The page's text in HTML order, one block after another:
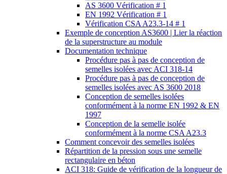
AS 3600 Vérification # 1
EN 1992 Vérification # 1
Vérification CSA A23.3-14 # 1
Exemple de conception AS3600 | Lier la réaction
de la superstructure au module
Documentation technique
Procédure pas à pas de conception de
semelles isolées avec ACI 318-14
Procédure pas à pas de conception de
semelles isolées avec AS 3600 2018
Conception de semelles isolées
conformément à la norme EN 1992 & EN
1997
Conception de la semelle isolée
conformément à la norme CSA A23.3
Comment concevoir des semelles isolées
Répartition de la pression sous une semelle
rectangulaire en béton
ACI 318: Guide de vérification de la longueur de